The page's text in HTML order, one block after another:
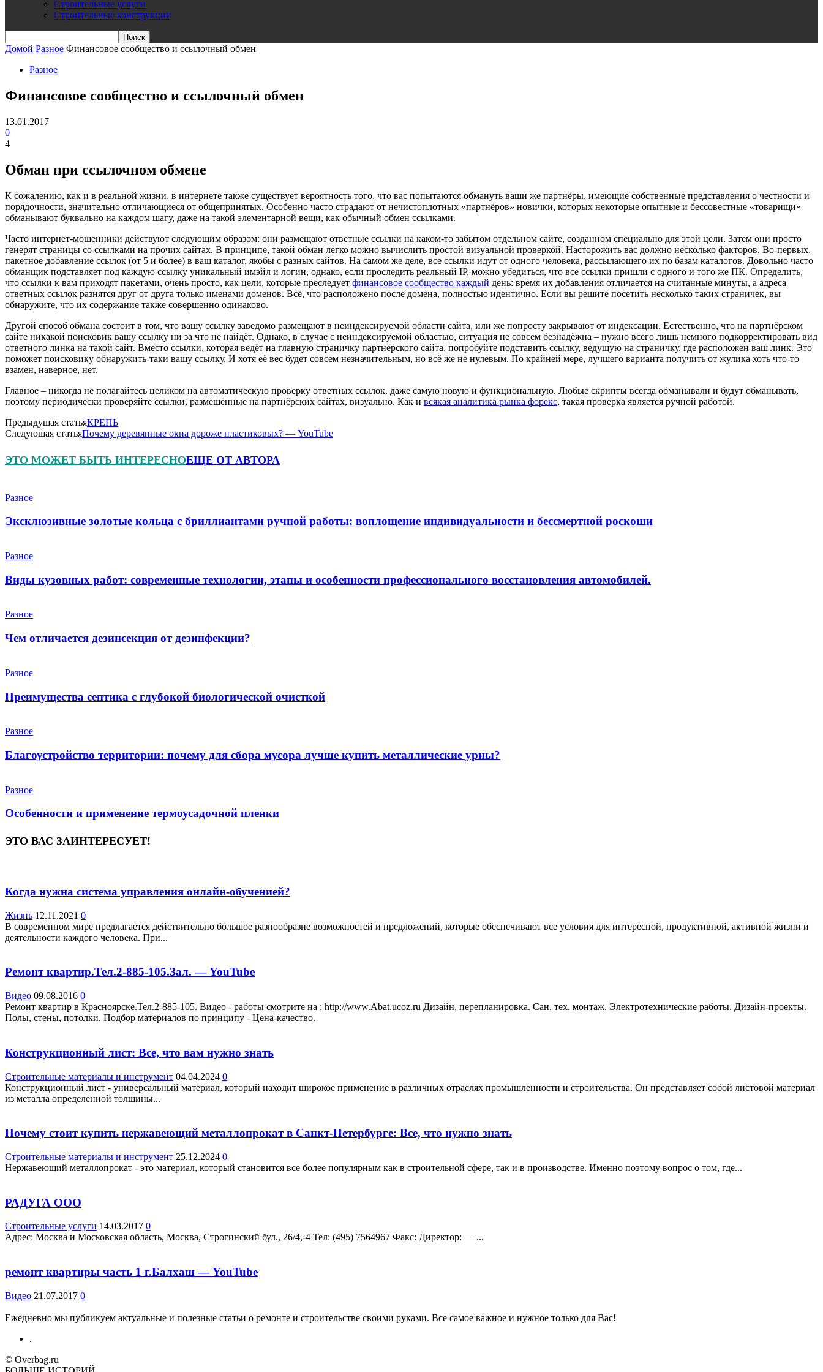
Строительные услуги
Строительные конструкции
Домой Разное Финансовое сообщество и ссылочный обмен
Разное
Финансовое сообщество и ссылочный обмен
13.01.2017
0
4
Обман при ссылочном обмене
К сожалению, как и в реальной жизни, в интернете также существует вероятность того, что вас попытаются обмануть ваши же партнёры, имеющие собственные представления о честности и
порядочности, значительно отличающиеся от общепринятых. Особенно часто страдают от нечистоплотных «партнёров» новички, которых некоторые опытные и бессовестные «товарищи»
обманывают буквально на каждом шагу, даже на такой элементарной вещи, как обычный обмен ссылками.
Часто интернет-мошенники действуют следующим образом: они размещают ответные ссылки на каком-то забытом отдельном сайте, созданном специально для этой цели. Затем они просто
генерят страницы со ссылками на прочих сайтах. В принципе, такой обман легко можно вычислить простой визуальной проверкой. Насторожить вас должно несколько факторов. Во-первых,
пакетное добавление ссылок (от 5 и более) в ваш каталог, якобы с разных сайтов. На самом же деле, все ссылки идут от одного человека, рассылающего их по базам каталогов. Довольно часто
обманщик подставляет под каждую ссылку уникальный имэйл и логин, однако, если проследить реальный IP, можно убедиться, что все ссылки пришли с одного и того же ПК. Определить,
что ссылки к вам приходят пакетами, очень просто, как цели, которые преследует финансовое сообщество каждый день: время их добавления отличается на считанные минуты, а адреса
ответных ссылок разнятся друг от друга только именами доменов. Всё, что расположено после домена, полностью идентично. Если вы решите посетить несколько таких страничек, вы
обнаружите, что их содержание также совершенно одинаково.
Другой способ обмана состоит в том, что вашу ссылку заведомо размещают в неиндексируемой области сайта, или же попросту закрывают от индексации. Естественно, что на партнёрском
сайте никакой поисковик вашу ссылку ни за что не найдёт. Однако, в случае с неиндексируемой областью, ситуация не совсем безнадёжна – нужно всего лишь немного подкорректировать вид
ответного линка на такой сайт. Вместо ссылки, которая ведёт на главную страничку партнёрского сайта, попробуйте подставить ссылку, ведущую на страничку, где расположен ваш линк. Это
поможет поисковику обнаружить-таки вашу ссылку. И хотя её вес будет совсем незначительным, но всё же не нулевым. По крайней мере, лучшего варианта получить от жулика хоть что-то
взамен, наверное, нет.
Главное – никогда не полагайтесь целиком на автоматическую проверку ответных ссылок, даже самую новую и функциональную. Любые скрипты всегда обманывали и будут обманывать,
поэтому периодически проверяйте ссылки, размещённые на партнёрских сайтах, визуально. Как и всякая аналитика рынка форекс, такая проверка является ручной работой.
Предыдущая статьяКРЕПЬ
Следующая статьяПочему деревянные окна дороже пластиковых? — YouTube
ЭТО МОЖЕТ БЫТЬ ИНТЕРЕСНОЕЩЕ ОТ АВТОРА
Разное
Эксклюзивные золотые кольца с бриллиантами ручной работы: воплощение индивидуальности и бессмертной роскоши
Разное
Виды кузовных работ: современные технологии, этапы и особенности профессионального восстановления автомобилей.
Разное
Чем отличается дезинсекция от дезинфекции?
Разное
Преимущества септика с глубокой биологической очисткой
Разное
Благоустройство территории: почему для сбора мусора лучше купить металлические урны?
Разное
Особенности и применение термоусадочной пленки
ЭТО ВАС ЗАИНТЕРЕСУЕТ!
Когда нужна система управления онлайн-обученией?
Жизнь 12.11.2021 0
В современном мире предлагается действительно большое разнообразие возможностей и предложений, которые обеспечивают все условия для интересной, продуктивной, активной жизни и
деятельности каждого человека. При...
Ремонт квартир.Тел.2-885-105.Зал. — YouTube
Видео 09.08.2016 0
Ремонт квартир в Красноярске.Тел.2-885-105. Видео - работы смотрите на : http://www.Abat.ucoz.ru Дизайн, перепланировка. Сан. тех. монтаж. Электротехнические работы. Дизайн-проекты.
Полы, стены, потолки. Подбор материалов по принципу - Цена-качество.
Конструкционный лист: Все, что вам нужно знать
Строительные материалы и инструмент 04.04.2024 0
Конструкционный лист - универсальный материал, который находит широкое применение в различных отраслях промышленности и строительства. Он представляет собой листовой материал
из металла определенной толщины...
Почему стоит купить нержавеющий металлопрокат в Санкт-Петербурге: Все, что нужно знать
Строительные материалы и инструмент 25.12.2024 0
Нержавеющий металлопрокат - это материал, который становится все более популярным как в строительной сфере, так и в производстве. Именно поэтому вопрос о том, где...
РАДУГА ООО
Строительные услуги 14.03.2017 0
Адрес: Москва и Московская область, Москва, Строгинский бул., 26/4,-4 Teл: (495) 7564967 Факс: Директор: — ...
ремонт квартиры часть 1 г.Балхаш — YouTube
Видео 21.07.2017 0
Ежедневно мы публикуем актуальные и полезные статьи о ремонте и строительстве своими руками. Все самое важное и нужное только для Вас!
.
© Overbag.ru